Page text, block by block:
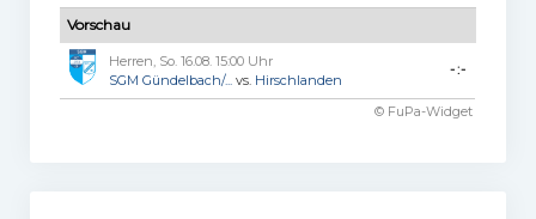
Vorschau
Herren, So. 16.08. 15:00 Uhr
SGM Gündelbach/...vs. Hirschlanden
-:-
© FuPa-Widget